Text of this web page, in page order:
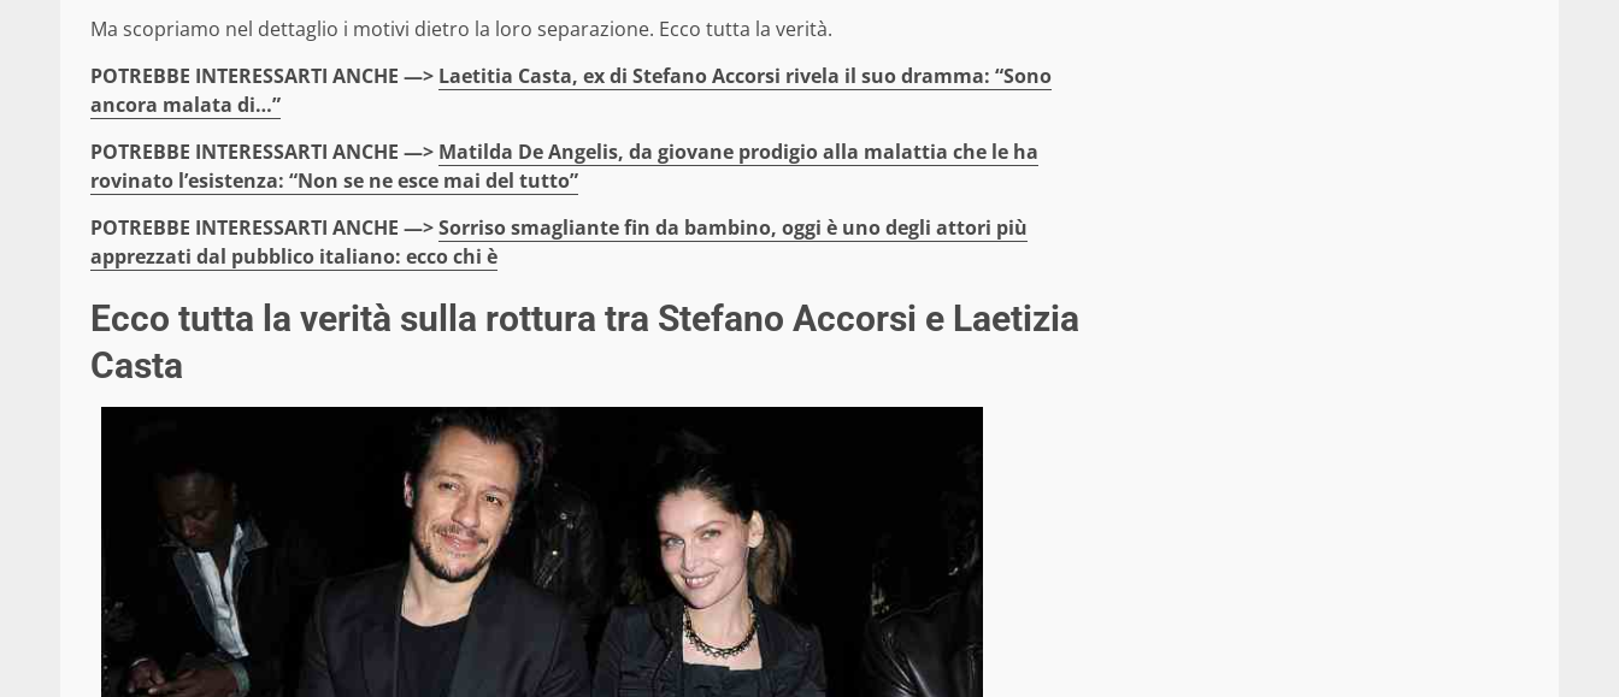
Ma scopriamo nel dettaglio i motivi dietro la loro separazione. Ecco tutta la verità.
POTREBBE INTERESSARTI ANCHE —> Laetitia Casta, ex di Stefano Accorsi rivela il suo dramma: “Sono
ancora malata di…”
POTREBBE INTERESSARTI ANCHE —> Matilda De Angelis, da giovane prodigio alla malattia che le ha
rovinato l’esistenza: “Non se ne esce mai del tutto”
POTREBBE INTERESSARTI ANCHE —>Sorriso smagliante fin da bambino, oggi è uno degli attori più
apprezzati dal pubblico italiano: ecco chi è
Ecco tutta la verità sulla rottura tra Stefano Accorsi e Laetizia
Casta